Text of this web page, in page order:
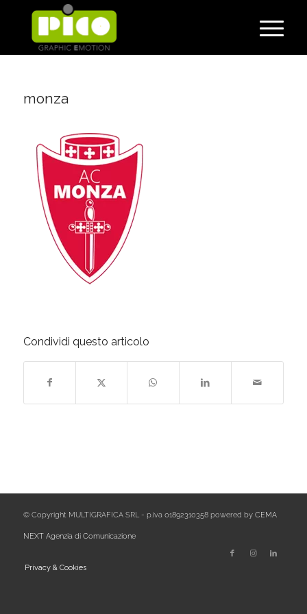
monza
Condividi questo articolo
© Copyright MULTIGRAFICA SRL - p.iva 01892310358 powered by CEMA
NEXT Agenzia di Comunicazione
Privacy & Cookies